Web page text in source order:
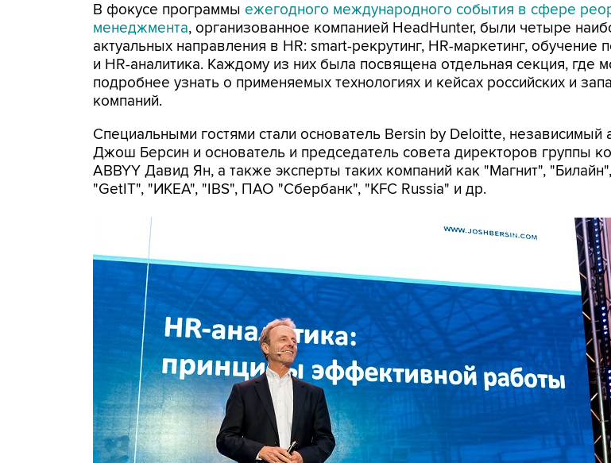
В фокусе программы ежегодного международного события в сфере
менеджмента, организованное компанией HeadHunter, были четыре
актуальных направления в HR: smart-рекрутинг, HR-маркетинг, обучение
и HR-аналитика. Каждому из них была посвящена отдельная секция, где
подробнее узнать о применяемых технологиях и кейсах российских и
компаний.
Специальными гостями стали основатель Bersin by Deloitte, независимый
Джош Берсин и основатель и председатель совета директоров группы
ABBYY Давид Ян, а также эксперты таких компаний как "Магнит",
"GetIT", "ИКЕА", "IBS", ПАО "Сбербанк", "KFC Russia" и др.